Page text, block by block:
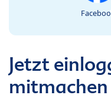
Jetzt
mitmachen